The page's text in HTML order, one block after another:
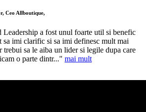
Ceo Allboutique,
Leadership a fost unul foarte util si benefic
sa imi clarific si sa imi definesc mult mai
trebui sa le aiba un lider si legile dupa care
o parte dintr..." mai mult